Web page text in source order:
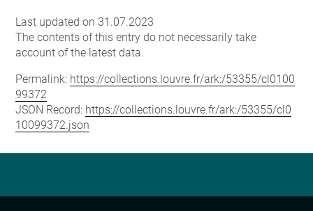
Last updated on 31.07.2023
The contents of this entry do not necessarily take
account of the latest data.
Permalink: https://collections.louvre.fr/ark:/53355/cl0100
99372
JSON Record: https://collections.louvre.fr/ark:/53355/cl0
10099372.json